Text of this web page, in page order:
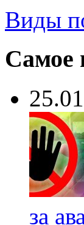
Виды
Самое
за